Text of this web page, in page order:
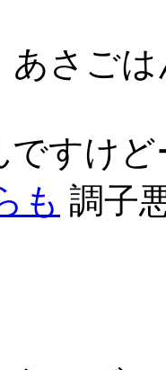
あさご
ですけど
も 調子